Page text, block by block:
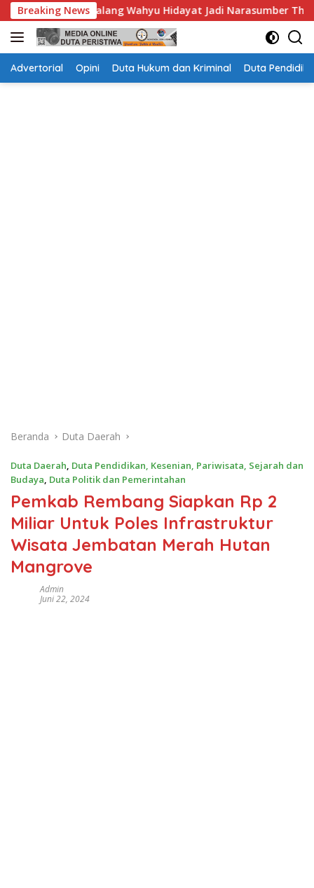
Langsung
ke
konten
Breaking News
Hidayat Jadi Narasumber The Bangun Bangsa Conference
Advertorial Opini Duta Hukum dan Kriminal Duta
Beranda Duta Daerah
Duta Daerah, Duta Pendidikan, Kesenian, Pariwisata, Sejarah dan
Budaya, Duta Politik dan Pemerintahan
Pemkab Rembang Siapkan Rp 2
Miliar Untuk Poles Infrastruktur
Wisata Jembatan Merah Hutan
Mangrove
Admin
Juni 22, 2024